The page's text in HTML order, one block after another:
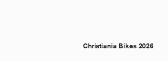
Christiania Bikes 2026